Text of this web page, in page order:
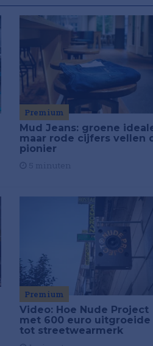
Premium
Mud Jeans: groene
maar rode cijfers vellen
pionier
Premium
Video: Hoe Nude Project
met 600 euro uitgroeide
tot streetwearmerk